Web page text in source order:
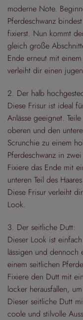
moderne Note.
Pferdeschwanz
fixierst. Nun kommt
gleich große
Ende erneut mit
verleiht dir einen
2. Der halb
Diese Frisur ist ideal
Anlässe geeignet.
oberen und den
Scrunchie zu einem
Pferdeschwanz in
Fixiere das Ende mit
unteren Teil des
Diese Frisur verleiht
Look.
3. Der seitliche Dutt:
Dieser Look ist
lässigen und dennoch
einem seitlichen
Fixiere den Dutt mit
locker herausfallen,
Dieser seitliche Dutt
coole und stilvolle